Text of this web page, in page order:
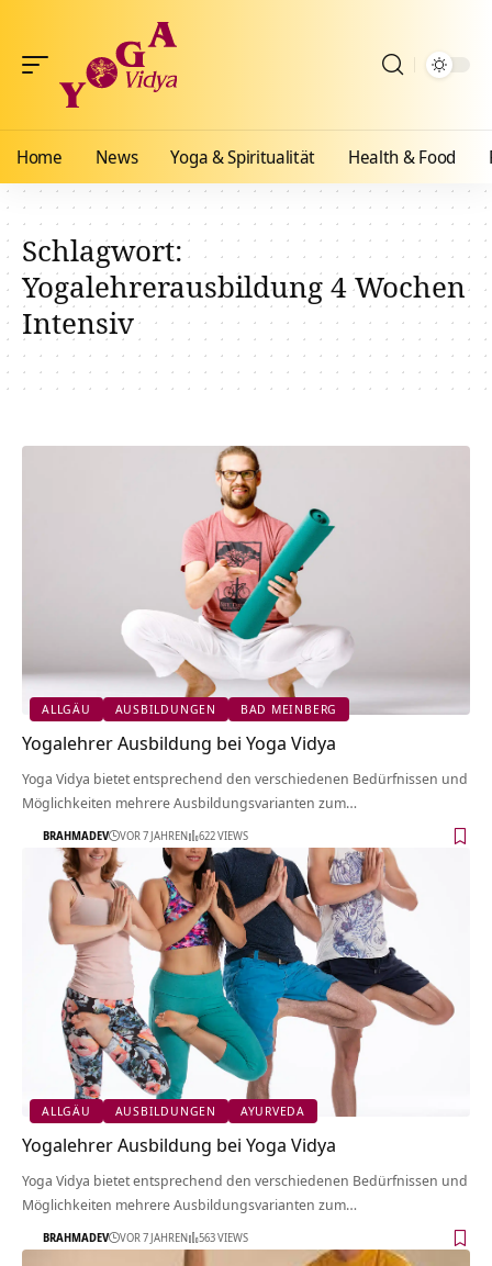
Home News Yoga & Spiritualität Health & Food
Schlagwort:
Yogalehrerausbildung 4 Wochen
Intensiv
ALLGÄU AUSBILDUNGEN BAD MEINBERG
Yogalehrer Ausbildung bei Yoga Vidya
Yoga Vidya bietet entsprechend den verschiedenen Bedürfnissen und
Möglichkeiten mehrere Ausbildungsvarianten zum…
BRAHMADEV VOR 7 JAHREN 622 VIEWS
ALLGÄU AUSBILDUNGEN AYURVEDA
Yogalehrer Ausbildung bei Yoga Vidya
Yoga Vidya bietet entsprechend den verschiedenen Bedürfnissen und
Möglichkeiten mehrere Ausbildungsvarianten zum…
BRAHMADEV VOR 7 JAHREN 563 VIEWS